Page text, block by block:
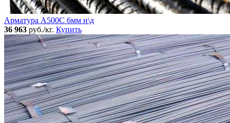
Арматура А500С 6мм н\д
36 963 руб./кг. Купить